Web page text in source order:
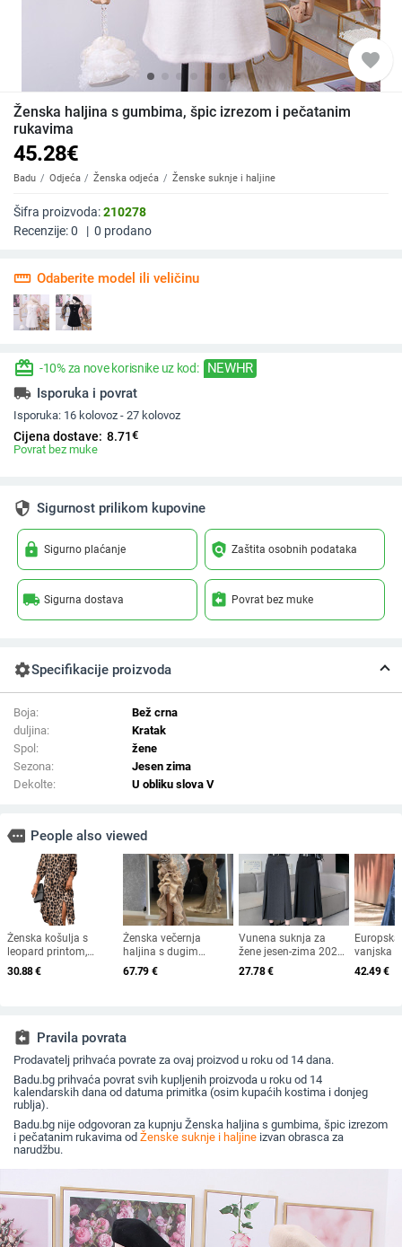
favorite
Ženska haljina s gumbima, špic izrezom i pečatanim
rukavima
45.28€
Badu Odjeća Ženska odjeća Ženske suknje i haljine
Šifra proizvoda:210278
Recenzije:0 | 0 prodano
straighten Odaberite model ili veličinu
redeem -10% za nove korisnike uz kod: NEWHR
local_shipping Isporuka i povrat
Isporuka: 16 kolovoz - 27 kolovoz
Cijena dostave: 8.71€
Povrat bez muke
security Sigurnost prilikom kupovine
lock Sigurno plaćanje policy Zaštita osobnih podataka
local_shipping Sigurna dostava assignment_return Povrat bez muke
settingsSpecifikacije proizvoda
Boja:
Bež crna
duljina:
Kratak
Spol:
žene
Sezona:
Jesen zima
Dekolte:
U obliku slova V
more People also viewed
Ženska košulja s
leopard printom,
europska i američka
vanjska trgovina,
ženska midi haljina s
razdjelnim uzorkom
30.88€
Ženska večernja
haljina s dugim
rukavima, visokim
strukom, duga suknja,
67.79 €
Vunena suknja za
žene jesen-zima 2025,
nova ležerna vunena
ravna suknja,
27.78€
vanjska
ženska
Amazon
42.49€
assignment_return Pravila povrata
Prodavatelj prihvaća povrate za ovaj proizvod u roku od 14 dana.
Badu.bg prihvaća povrat svih kupljenih proizvoda u roku od 14
kalendarskih dana od datuma primitka (osim kupaćih kostima i donjeg
rublja).
Badu.bg nije odgovoran za kupnju Ženska haljina s gumbima, špic izrezom
i pečatanim rukavima od Ženske suknje i haljine izvan obrasca za
narudžbu.